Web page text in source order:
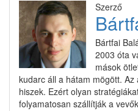
Szerző
Bártfai
2003 óta
mások
kudarc áll a hátam mögött.
hiszek. Ezért olyan
folyamatosan szállítják a